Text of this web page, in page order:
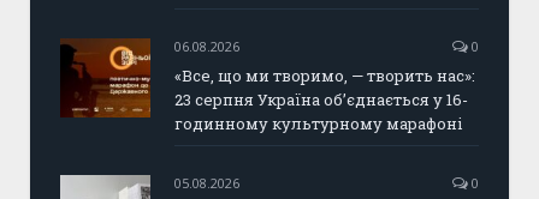
06.08.2026 0
«Все, що ми творимо, — творить нас»:
23 серпня Україна об’єднається у 16-
годинному культурному марафоні
05.08.2026 0